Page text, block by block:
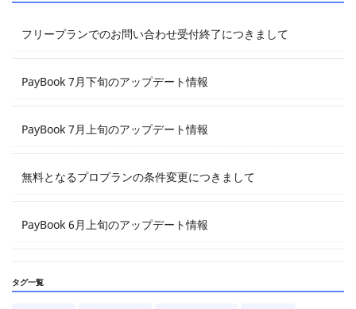
フリープランでのお問い合わせ受付終了につきまして
PayBook 7月下旬のアップデート情報
PayBook 7月上旬のアップデート情報
無料となるプロプランの条件変更につきまして
PayBook 6月上旬のアップデート情報
タグ一覧